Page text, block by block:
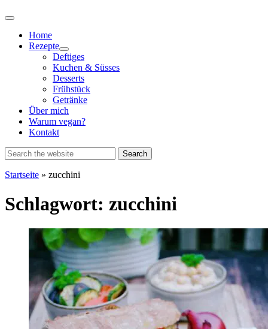
Home
Rezepte
Show
sub
menu
Deftiges
Kuchen & Süsses
Desserts
Frühstück
Getränke
Über mich
Warum vegan?
Kontakt
Startseite » zucchini
Schlagwort: zucchini